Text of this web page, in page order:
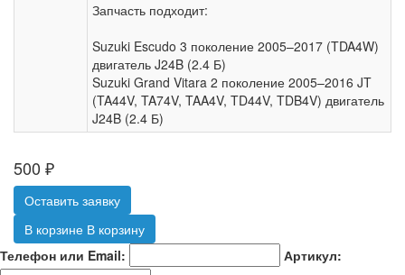
Запчасть подходит:
Suzuki Escudo 3 поколение 2005–2017 (TDA4W)
двигатель J24B (2.4 Б)
Suzuki Grand Vitara 2 поколение 2005–2016 JT
(TA44V, TA74V, TAA4V, TD44V, TDB4V) двигатель
J24B (2.4 Б)
500 ₽
Оставить заявку
В корзине В корзину
Телефон или Email:
Артикул: